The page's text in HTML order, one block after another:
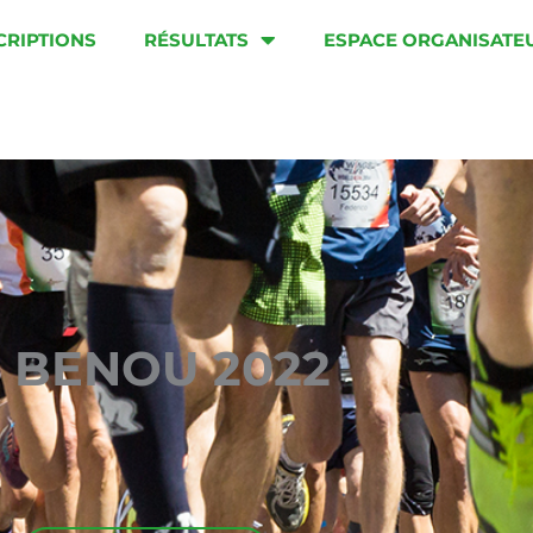
RÉSULTATS ESPACE
BENOU 2022